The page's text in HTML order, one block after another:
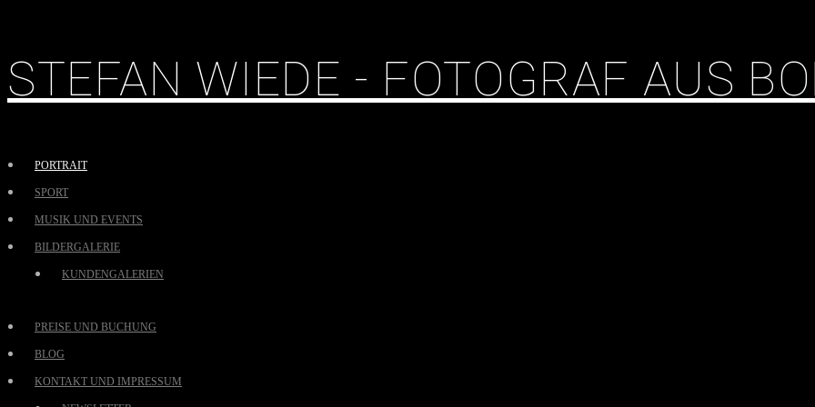
STEFAN WIEDE - FOTOGRAF AUS
PORTRAIT
SPORT
MUSIK UND EVENTS
BILDERGALERIE
KUNDENGALERIEN
PREISE UND BUCHUNG
BLOG
KONTAKT UND IMPRESSUM